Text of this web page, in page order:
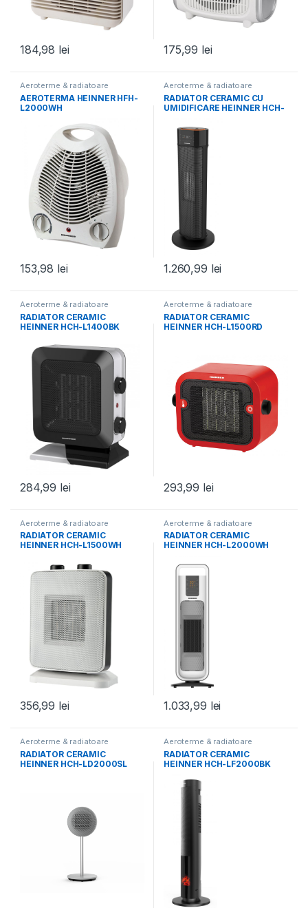
184,98 lei 175,99 lei
Aeroterme & radiatoare
AEROTERMA HEINNER HFH-
L2000WH
153,98 lei
Aeroterme & radiatoare
RADIATOR CERAMIC CU
UMIDIFICARE HEINNER HCH-
1.260,99 lei
Aeroterme & radiatoare
RADIATOR CERAMIC
HEINNER HCH-L1400BK
284,99 lei
Aeroterme & radiatoare
RADIATOR CERAMIC
HEINNER HCH-L1500RD
293,99 lei
Aeroterme & radiatoare
RADIATOR CERAMIC
HEINNER HCH-L1500WH
356,99 lei
Aeroterme & radiatoare
RADIATOR CERAMIC
HEINNER HCH-L2000WH
1.033,99 lei
Aeroterme & radiatoare
RADIATOR CERAMIC
HEINNER HCH-LD2000SL
Aeroterme & radiatoare
RADIATOR CERAMIC
HEINNER HCH-LF2000BK